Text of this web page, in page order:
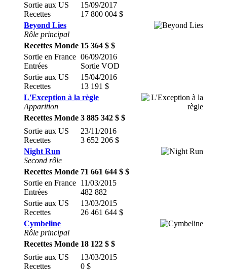
Sortie aux US
Recettes
15/09/2017
17 800 004 $
Beyond Lies
Rôle principal
Recettes Monde 15 364 $ $
Sortie en France
Entrées
06/09/2016
Sortie VOD
Sortie aux US
Recettes
15/04/2016
13 191 $
L'Exception à la règle
Apparition
Recettes Monde 3 885 342 $ $
Sortie aux US
Recettes
23/11/2016
3 652 206 $
Night Run
Second rôle
Recettes Monde 71 661 644 $ $
Sortie en France
Entrées
11/03/2015
482 882
Sortie aux US
Recettes
13/03/2015
26 461 644 $
Cymbeline
Rôle principal
Recettes Monde 18 122 $ $
Sortie aux US
Recettes
13/03/2015
0 $